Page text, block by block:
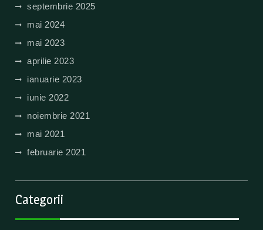
septembrie 2025
mai 2024
mai 2023
aprilie 2023
ianuarie 2023
iunie 2022
noiembrie 2021
mai 2021
februarie 2021
Categorii